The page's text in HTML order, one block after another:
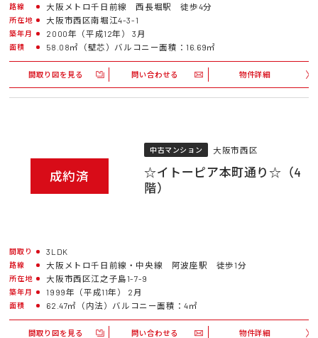
路線 大阪メトロ千日前線 西長堀駅 徒歩4分
所在地 大阪市西区南堀江4-3-1
築年月 2000年（平成12年） 3月
面積 58.08㎡（壁芯）バルコニー面積：16.69㎡
間取り図を見る 問い合わせる 物件詳細
成約済
中古マンション 大阪市西区
☆イトーピア本町通り☆（4
階）
間取り 3LDK
路線 大阪メトロ千日前線・中央線 阿波座駅 徒歩1分
所在地 大阪市西区江之子島1-7-9
築年月 1999年（平成11年） 2月
面積 62.47㎡（内法）バルコニー面積：4㎡
間取り図を見る 問い合わせる 物件詳細